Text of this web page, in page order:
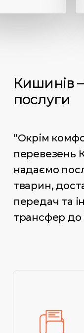
Кишинів
послуги
“Окрім
перевезень
надаємо
тварин,
передач та
трансфер до